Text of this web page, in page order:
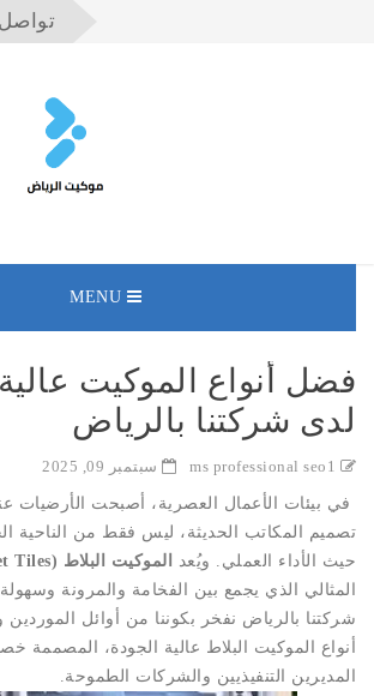
تواصل
MENU
فضل أنواع الموكيت
لدى شركتنا بالرياض
ms professional seo1 سبتمبر 09, 2025
في بيئات الأعمال العصرية، أصبحت الأرضيات
تصميم المكاتب الحديثة، ليس فقط من الناحية
حيث الأداء العملي. ويُعد
الموكيت البلاط (Carpet Tiles)
المثالي الذي يجمع بين الفخامة والمرونة
شركتنا بالرياض نفخر بكوننا من أوائل
أنواع الموكيت البلاط عالية الجودة، المصممة
المديرين التنفيذيين والشركات الطموحة.